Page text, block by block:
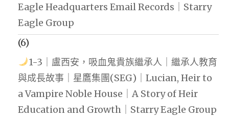
Eagle Headquarters Email Records｜Starry
Eagle Group
(6)
1-3｜盧西安，吸血鬼貴族繼承人｜繼承人教育
與成長故事｜星鷹集團(SEG)｜Lucian, Heir to
a Vampire Noble House｜A Story of Heir
Education and Growth｜Starry Eagle Group